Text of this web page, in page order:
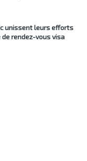
unissent leurs efforts
rendez-vous visa